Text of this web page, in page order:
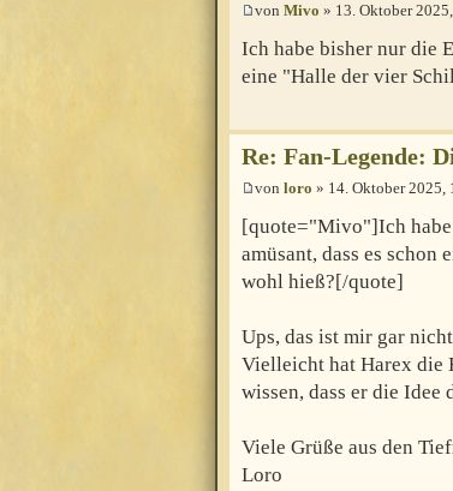
von Mivo » 13. Oktober
Ich habe bisher nur die
eine "Halle der vier
Re: Fan-Legende:
von loro » 14. Oktober 2025,
[quote="Mivo"]Ich habe
amüsant, dass es
wohl hieß?[/quote]
Ups, das ist mir gar
Vielleicht hat Harex die
wissen, dass er die Idee
Viele Grüße aus den
Loro